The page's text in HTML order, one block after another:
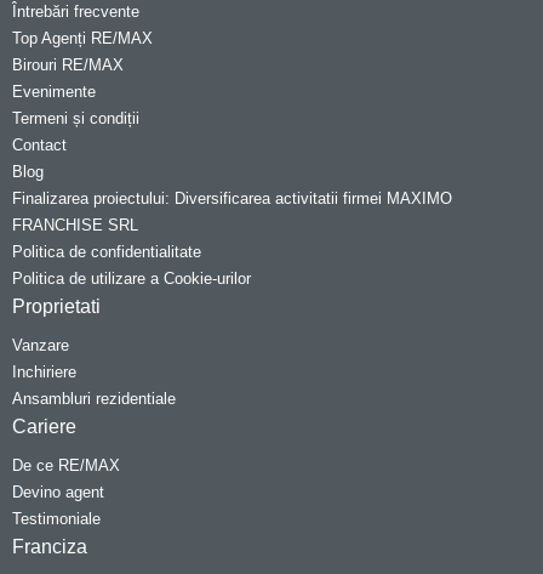
Întrebări frecvente
Top Agenți RE/MAX
Birouri RE/MAX
Evenimente
Termeni și condiții
Contact
Blog
Finalizarea proiectului: Diversificarea activitatii firmei MAXIMO
FRANCHISE SRL
Politica de confidentialitate
Politica de utilizare a Cookie-urilor
Proprietati
Vanzare
Inchiriere
Ansambluri rezidentiale
Cariere
De ce RE/MAX
Devino agent
Testimoniale
Franciza